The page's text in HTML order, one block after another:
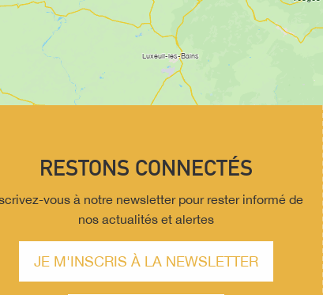
RESTONS CONNECTÉS
vous à notre newsletter pour rester informé de
nos actualités et alertes
JE M'INSCRIS À LA NEWSLETTER